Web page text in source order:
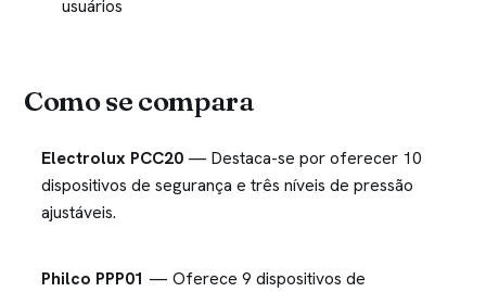
usuários
Como se compara
Electrolux PCC20 — Destaca-se por oferecer 10
dispositivos de segurança e três níveis de pressão
ajustáveis.
Philco PPP01 — Oferece 9 dispositivos de